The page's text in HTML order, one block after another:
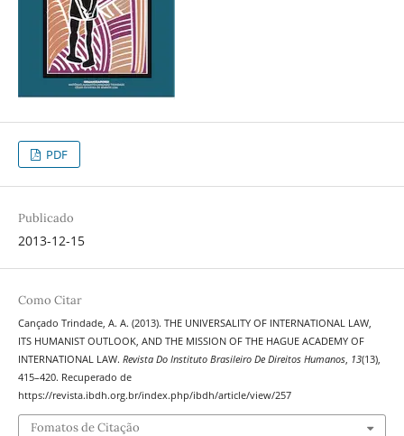
PDF
Publicado
2013-12-15
Como Citar
Cançado Trindade, A. A. (2013). THE UNIVERSALITY OF INTERNATIONAL LAW,
ITS HUMANIST OUTLOOK, AND THE MISSION OF THE HAGUE ACADEMY OF
INTERNATIONAL LAW. Revista Do Instituto Brasileiro De Direitos Humanos, 13(13),
415–420. Recuperado de
https://revista.ibdh.org.br/index.php/ibdh/article/view/257
Fomatos de Citação